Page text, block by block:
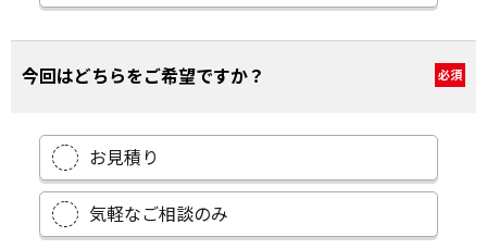
今回はどちらをご希望ですか？ 必須
お見積り
気軽なご相談のみ